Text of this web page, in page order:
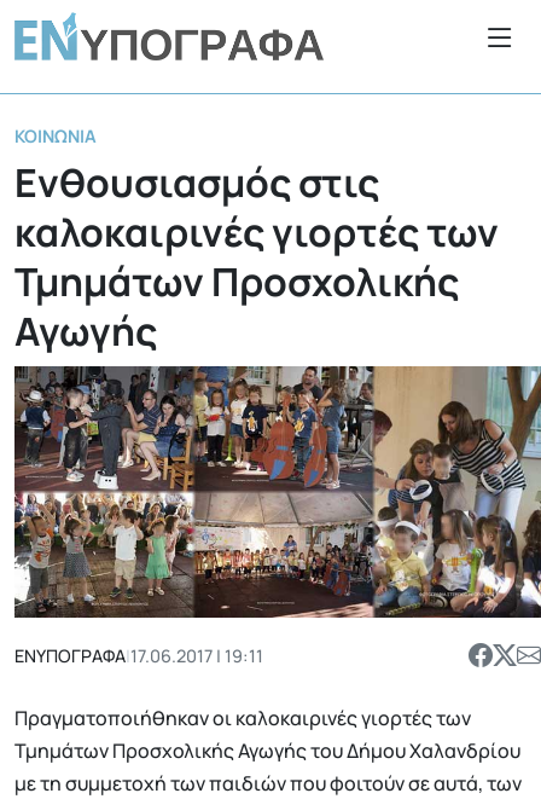
ΚΟΙΝΩΝΊΑ
Ενθουσιασμός στις
καλοκαιρινές γιορτές των
Τμημάτων Προσχολικής
Αγωγής
ΕΝΥΠΟΓΡΑΦΑ|17.06.2017 | 19:11
Πραγματοποιήθηκαν οι καλοκαιρινές γιορτές των
Τμημάτων Προσχολικής Αγωγής του Δήμου Χαλανδρίου
με τη συμμετοχή των παιδιών που φοιτούν σε αυτά, των